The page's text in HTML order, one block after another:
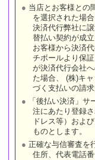
当店とお客様との
を選択された場
決済代行弊社に
替払い契約が成
お客様から決済
チボールより保
が決済代行会社
た場合、 (株)キ
づく支払いの請
「後払い決済」
注にあたり登録
ドレス等）およ
ものとします。
正確な与信審査を
住所、代表電話